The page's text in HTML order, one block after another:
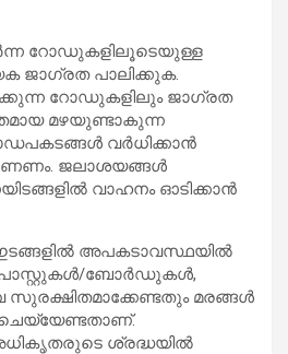
റോഡുകളിലൂടെയുള്ള
ജാഗ്രത പാലിക്കുക.
റോഡുകളിലും ജാഗ്രത
മഴയുണ്ടാകുന്ന
വർധിക്കാൻ
ജലാശയങ്ങൾ
വാഹനം ഓടിക്കാൻ
അപകടാവസ്ഥയിൽ
പോസ്റ്റുകൾ/ബോർഡുകൾ,
മരങ്ങൾ
ശ്രദ്ധയിൽ